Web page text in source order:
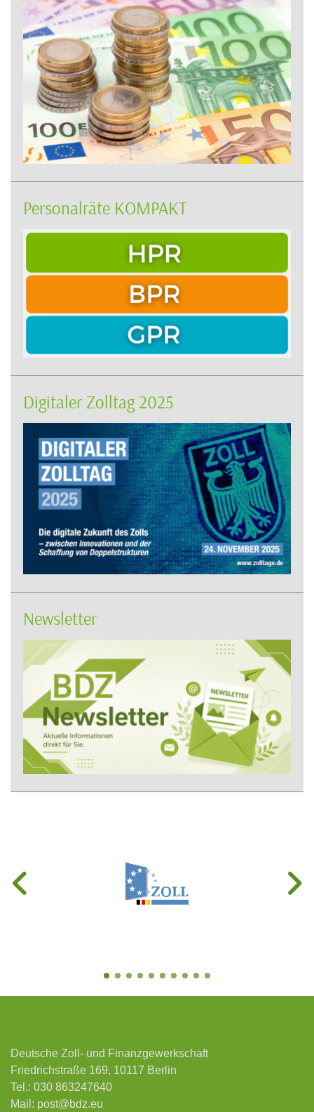
Personalräte KOMPAKT
Digitaler Zolltag 2025
Newsletter
Deutsche Zoll- und Finanzgewerkschaft
Friedrichstraße 169, 10117 Berlin
Tel.: 030 863247640
Mail: post@bdz.eu